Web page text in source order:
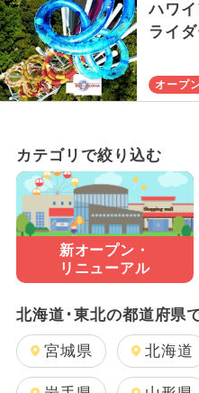
ハワ
ライ
オープ
カテゴリで絞り込む
新オープン・
リニューアル
北海道･東北の都道府県
宮城県 北海道